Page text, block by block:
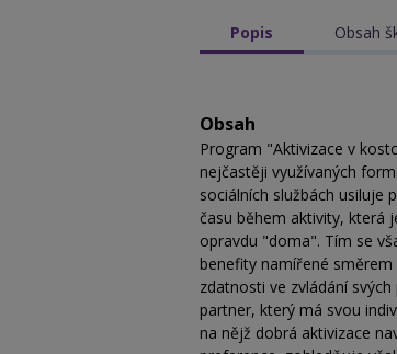
Popis Obsah
Obsah
Program "Aktivizace v
nejčastěji využívaných
sociálních službách
času během aktivity, která
opravdu "doma". Tím se
benefity namířené
zdatnosti ve zvládání
partner, který má svou
na nějž dobrá aktivizace